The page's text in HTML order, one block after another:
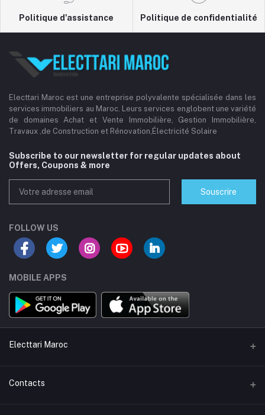
Politique d'assistance Politique de confidentialité
Electtari Maroc est une entreprise polyvalente spécialisée dans les
services immobiliers au Maroc. Leurs services englobent une variété
de domaines Achat et Vente Immobilière, Gestion Immobilière,
Travaux ,de Construction et Rénovation,Électricité Solaire
Subscribe to our newsletter for regular updates about
Offers, Coupons & more
Souscrire
FOLLOW US
MOBILE APPS
Electtari Maroc
Confidentialité
Contacts